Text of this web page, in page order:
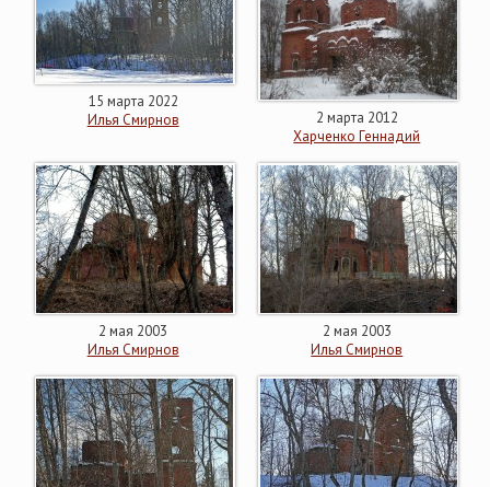
15 марта 2022
Илья Смирнов
2 марта 2012
Харченко Геннадий
2 мая 2003
Илья Смирнов
2 мая 2003
Илья Смирнов